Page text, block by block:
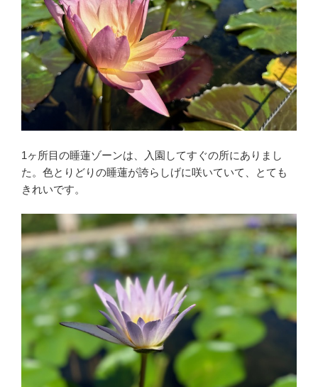
1ヶ所目の睡蓮ゾーンは、入園してすぐの所にありまし
た。色とりどりの睡蓮が誇らしげに咲いていて、とても
きれいです。